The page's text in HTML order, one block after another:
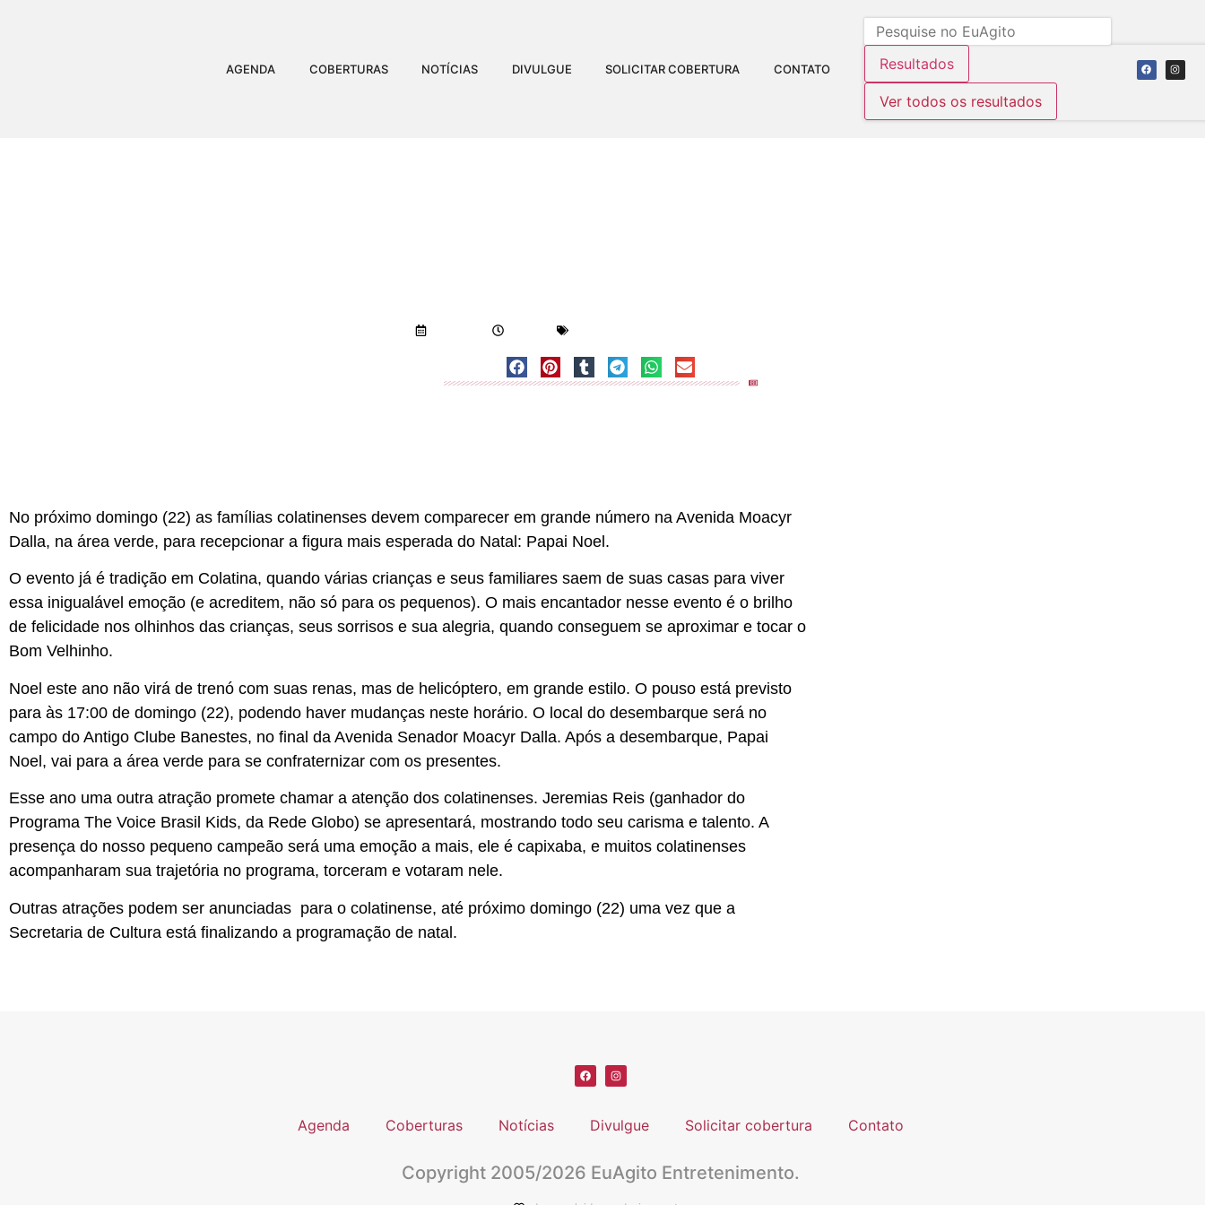
AGENDA COBERTURAS NOTÍCIAS DIVULGUE SOLICITAR COBERTURA CONTATO Resultados
Ver todos os resultados
17/12/2019
No próximo domingo (22) as famílias colatinenses devem comparecer em grande número na Avenida Moacyr
Dalla, na área verde, para recepcionar a figura mais esperada do Natal: Papai Noel.
O evento já é tradição em Colatina, quando várias crianças e seus familiares saem de suas casas para viver
essa inigualável emoção (e acreditem, não só para os pequenos). O mais encantador nesse evento é o brilho
de felicidade nos olhinhos das crianças, seus sorrisos e sua alegria, quando conseguem se aproximar e tocar o
Bom Velhinho.
Noel este ano não virá de trenó com suas renas, mas de helicóptero, em grande estilo. O pouso está previsto
para às 17:00 de domingo (22), podendo haver mudanças neste horário. O local do desembarque será no
campo do Antigo Clube Banestes, no final da Avenida Senador Moacyr Dalla. Após a desembarque, Papai
Noel, vai para a área verde para se confraternizar com os presentes.
Esse ano uma outra atração promete chamar a atenção dos colatinenses. Jeremias Reis (ganhador do
Programa The Voice Brasil Kids, da Rede Globo) se apresentará, mostrando todo seu carisma e talento. A
presença do nosso pequeno campeão será uma emoção a mais, ele é capixaba, e muitos colatinenses
acompanharam sua trajetória no programa, torceram e votaram nele.
Outras atrações podem ser anunciadas para o colatinense, até próximo domingo (22) uma vez que a
Secretaria de Cultura está finalizando a programação de natal.
Agenda Coberturas Notícias Divulgue Solicitar cobertura Contato
Copyright 2005/2026 EuAgito Entretenimento.